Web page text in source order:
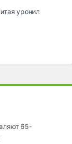
уронил
65-